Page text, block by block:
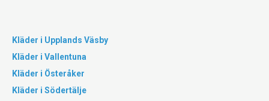
Kläder i Upplands Väsby
Kläder i Vallentuna
Kläder i Österåker
Kläder i Södertälje